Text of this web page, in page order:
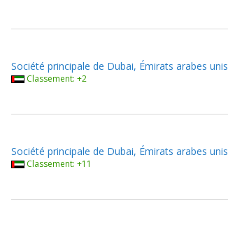
Société principale de Dubai, Émirats arabes unis
Classement: +2
Société principale de Dubai, Émirats arabes unis
Classement: +11